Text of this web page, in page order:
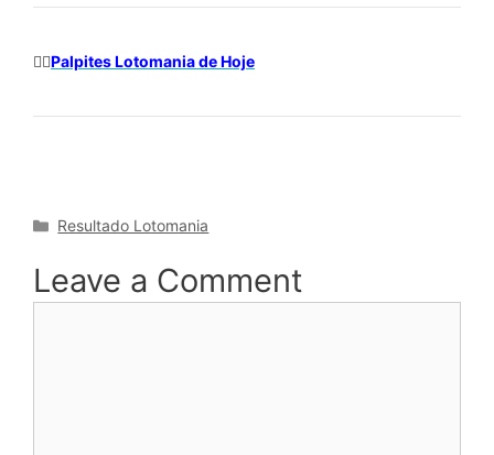
✍🏻Palpites Lotomania de Hoje
Categories
Resultado Lotomania
Leave a Comment